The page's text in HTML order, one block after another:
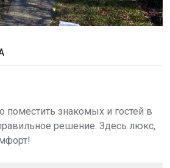
поместить знакомых и гостей в
решение. Здесь люкс,